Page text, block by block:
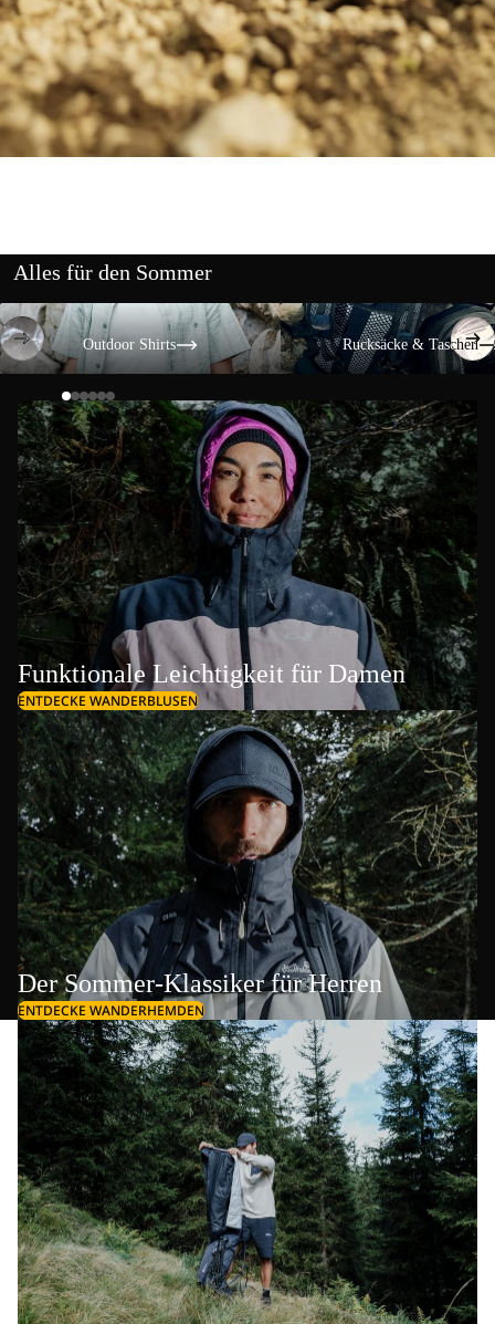
Alles für den Sommer
Outdoor Shirts
Outdoor Shirts
Rucksäcke & Taschen
Rucksäcke & Taschen
Funktionale Leichtigkeit für Damen
ENTDECKE WANDERBLUSEN
Der Sommer-Klassiker für Herren
ENTDECKE WANDERHEMDEN